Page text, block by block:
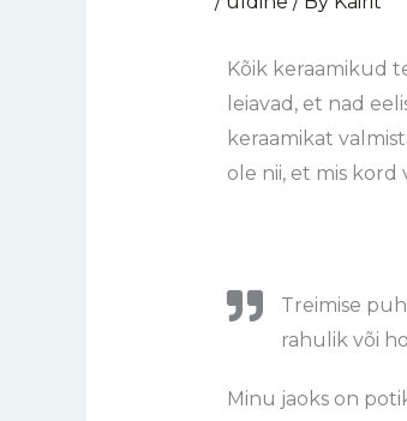
Kõik keraamikud
leiavad, et nad
keraamikat
ole nii, et mis
Treimise
rahulik või
Minu jaoks on